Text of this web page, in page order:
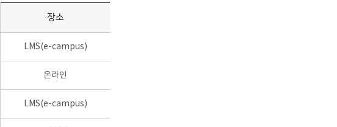
장소
LMS(e-campus)
온라인
LMS(e-campus)